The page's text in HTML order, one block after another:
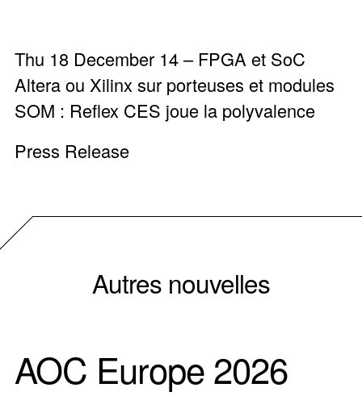
Thu 18 December 14 – FPGA et SoC
Altera ou Xilinx sur porteuses et modules
SOM : Reflex CES joue la polyvalence
Press Release
Autres nouvelles
AOC Europe 2026